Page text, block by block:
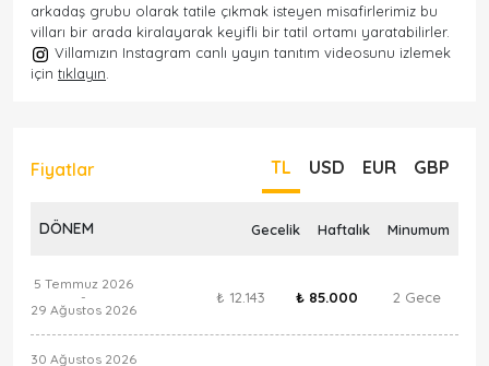
arkadaş grubu olarak tatile çıkmak isteyen misafirlerimiz bu
vilları bir arada kiralayarak keyifli bir tatil ortamı yaratabilirler.
Villamızın Instagram canlı yayın tanıtım videosunu izlemek
için tıklayın
Fiyatlar TL USD EUR GBP
DÖNEM Gecelik Haftalık Minumum
5 Temmuz 2026
-
29 Ağustos 2026
₺ 12.143 ₺ 85.000 2 Gece
30 Ağustos 2026